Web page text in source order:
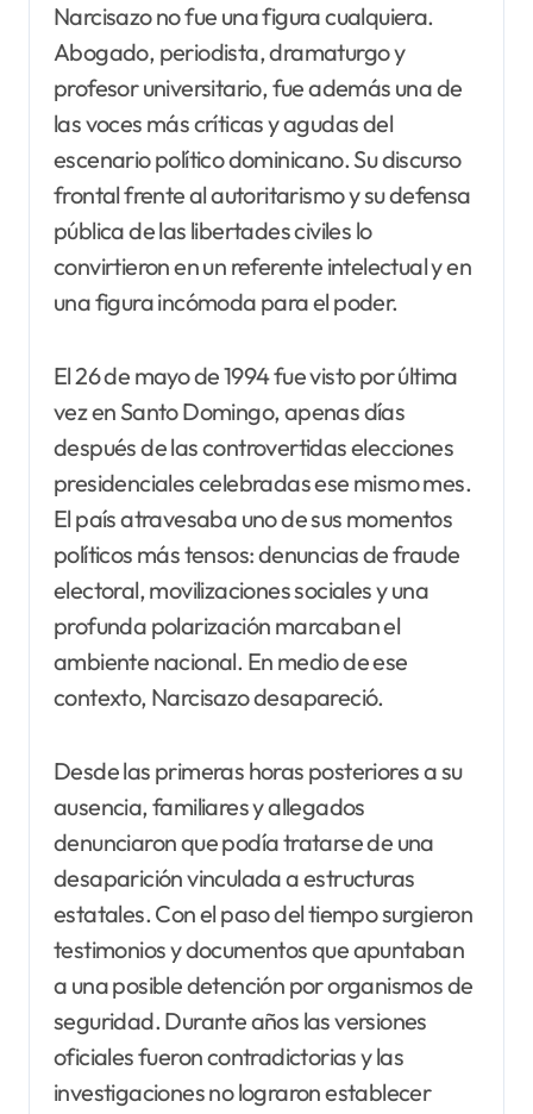
Narcisazo no fue una figura cualquiera.
Abogado, periodista, dramaturgo y
profesor universitario, fue además una de
las voces más críticas y agudas del
escenario político dominicano. Su discurso
frontal frente al autoritarismo y su defensa
pública de las libertades civiles lo
convirtieron en un referente intelectual y en
una figura incómoda para el poder.
El 26 de mayo de 1994 fue visto por última
vez en Santo Domingo, apenas días
después de las controvertidas elecciones
presidenciales celebradas ese mismo mes.
El país atravesaba uno de sus momentos
políticos más tensos: denuncias de fraude
electoral, movilizaciones sociales y una
profunda polarización marcaban el
ambiente nacional. En medio de ese
contexto, Narcisazo desapareció.
Desde las primeras horas posteriores a su
ausencia, familiares y allegados
denunciaron que podía tratarse de una
desaparición vinculada a estructuras
estatales. Con el paso del tiempo surgieron
testimonios y documentos que apuntaban
a una posible detención por organismos de
seguridad. Durante años las versiones
oficiales fueron contradictorias y las
investigaciones no lograron establecer